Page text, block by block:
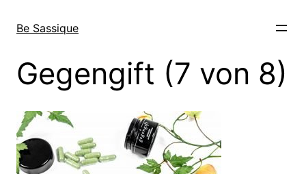
zum
wechseln
Be Sassique
Gegengift (7 von 8)